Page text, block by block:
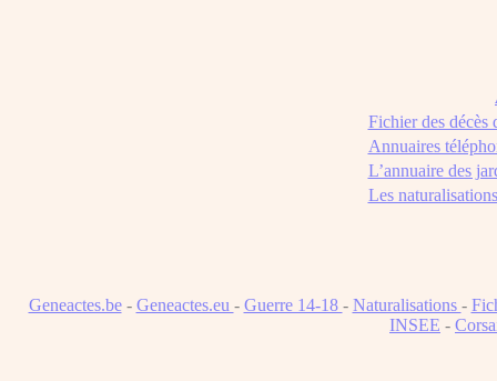
Fichier des décès
Annuaires
L’annuaire des
Les
Geneactes.be- Geneactes.eu - Guerre 14-18 - Naturalisations -
INSEE -